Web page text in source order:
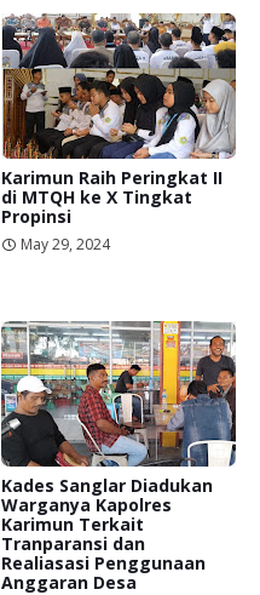
Karimun Raih Peringkat II
di MTQH ke X Tingkat
Propinsi
May 29, 2024
Kades Sanglar Diadukan
Warganya Kapolres
Karimun Terkait
Tranparansi dan
Realiasasi Penggunaan
Anggaran Desa